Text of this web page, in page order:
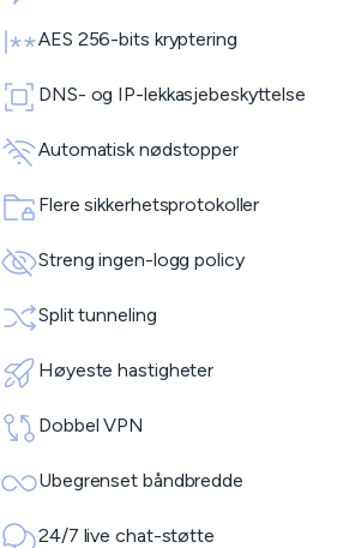
AES 256-bits kryptering
DNS- og IP-lekkasjebeskyttelse
Automatisk nødstopper
Flere sikkerhetsprotokoller
Streng ingen-logg policy
Split tunneling
Høyeste hastigheter
Dobbel VPN
Ubegrenset båndbredde
24/7 live chat-støtte